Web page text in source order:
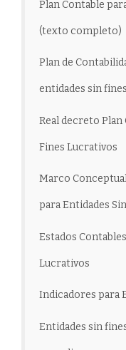
Plan Contable
(texto completo)
Plan de
entidades sin
Real decreto Plan
Fines Lucrativos
Marco
para Entidades
Estados
Lucrativos
Indicadores para
Entidades sin